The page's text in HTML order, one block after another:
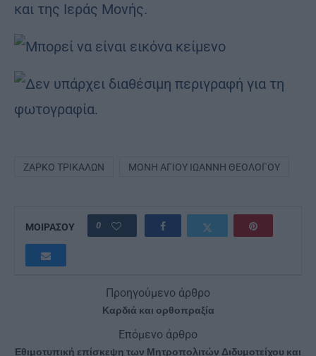
και της Ιεράς Μονής.
ΖΑΡΚΟ ΤΡΙΚΑΛΩΝ ΜΟΝΗ ΑΓΙΟΥ ΙΩΑΝΝΗ ΘΕΟΛΌΓΟΥ
ΜΟΙΡΑΣΟΥ 0
Προηγούμενο άρθρο
Καρδιά και ορθοπραξία
Επόμενο άρθρο
Εθιμοτυπική επίσκεψη των Μητροπολιτών Διδυμοτείχου και